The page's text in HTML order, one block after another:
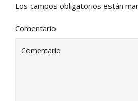
Los campos obligatorios están
Comentario